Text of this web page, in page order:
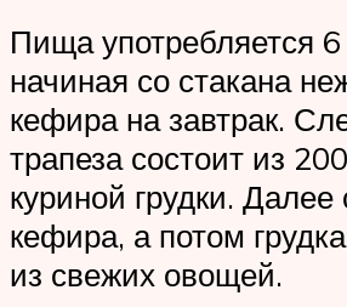
Пища употребляется
начиная со стакана
кефира на завтрак.
трапеза состоит из
куриной грудки. Далее
кефира, а потом
из свежих овощей.